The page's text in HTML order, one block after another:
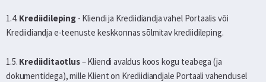
1.4. Krediidileping- Kliendi ja Krediidiandja vahel Portaalis või
Krediidiandja e-teenuste keskkonnas sõlmitav krediidileping.
1.5. Krediiditaotlus– Kliendi avaldus koos kogu teabega (ja
dokumentidega), mille Klient on Krediidiandjale Portaali vahendusel